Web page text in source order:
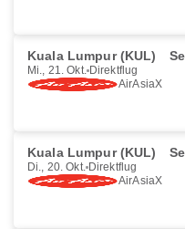
Kuala Lumpur (KUL)
Mi., 21. Okt. Direktflug
AirAsiaX
Kuala Lumpur (KUL)
Di., 20. Okt. Direktflug
AirAsiaX